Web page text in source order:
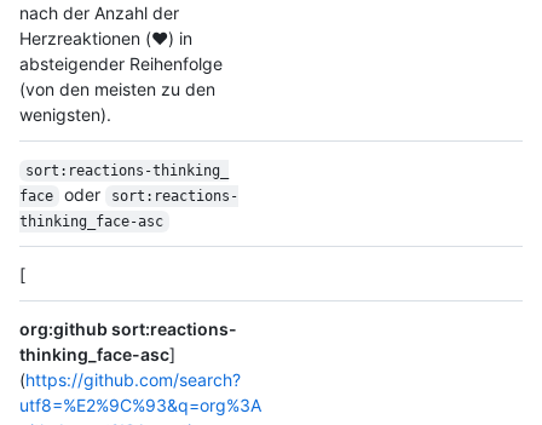
nach der Anzahl der
Herzreaktionen (❤️) in
absteigender Reihenfolge
(von den meisten zu den
wenigsten).
sort:reactions-thinking_
face
oder
sort:reactions-
thinking_ face-asc
[
org:github sort:reactions-
thinking_face-asc]
(https://github.com/search?
utf8=%E2%9C%93&q=org%3A